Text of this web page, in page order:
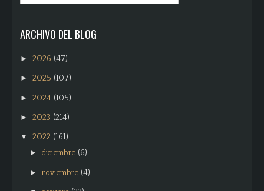
ARCHIVO DEL BLOG
► 2026 (47)
► 2025 (107)
► 2024 (105)
► 2023 (214)
▼ 2022 (161)
► diciembre (6)
► noviembre (4)